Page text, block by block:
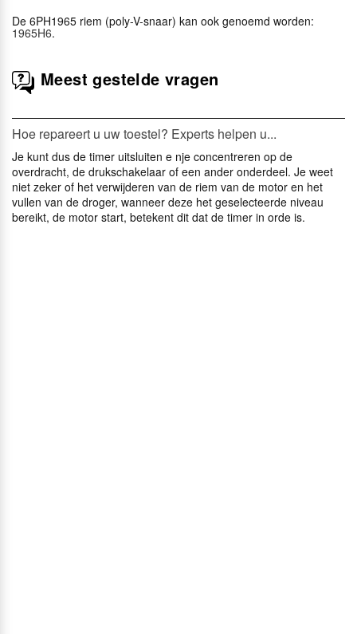
De 6PH1965 riem (poly-V-snaar) kan ook genoemd worden:
1965H6.
Meest gestelde vragen
Hoe repareert u uw toestel? Experts helpen u...
Je kunt dus de timer uitsluiten e nje concentreren op de
overdracht, de drukschakelaar of een ander onderdeel. Je weet
niet zeker of het verwijderen van de riem van de motor en het
vullen van de droger, wanneer deze het geselecteerde niveau
bereikt, de motor start, betekent dit dat de timer in orde is.